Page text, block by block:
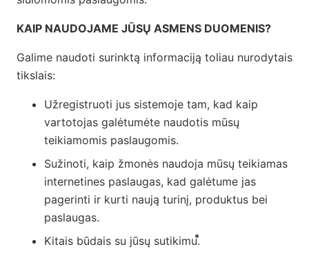
KAIP NAUDOJAME JŪSŲ ASMENS DUOMENIS?
Galime naudoti surinktą informaciją toliau nurodytais
tikslais:
Užregistruoti jus sistemoje tam, kad kaip
vartotojas galėtumėte naudotis mūsų
teikiamomis paslaugomis.
Sužinoti, kaip žmonės naudoja mūsų teikiamas
internetines paslaugas, kad galėtume jas
pagerinti ir kurti naują turinį, produktus bei
paslaugas.
Kitais būdais su jūsų sutikimu.⃰